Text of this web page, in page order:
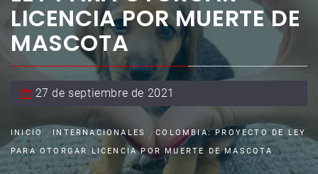
LICENCIA POR MUERTE DE
MASCOTA
27 de septiembre de 2021
INICIO INTERNACIONALES
COLOMBIA: PROYECTO DE LEY
PARA OTORGAR LICENCIA POR MUERTE DE MASCOTA